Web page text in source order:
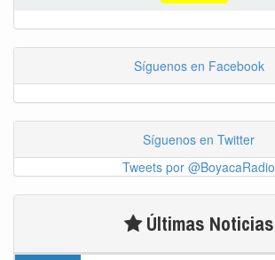
Síguenos en Facebook
Síguenos en Twitter
Tweets por @BoyacaRadio
Últimas Noticias